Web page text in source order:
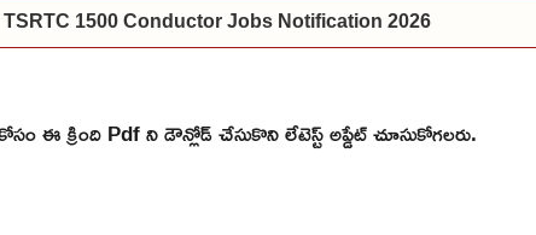
1500 Conductor Jobs Notification 2026
క్రింది Pdf ని డౌన్లోడ్ చేసుకొని లేటెస్ట్ అప్డేట్ చూసుకోగలరు.